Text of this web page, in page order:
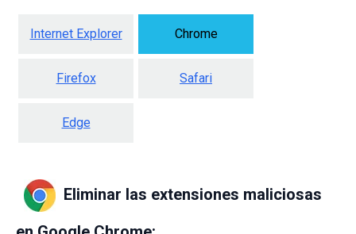
Internet Explorer Chrome
Firefox Safari
Edge
Eliminar las extensiones maliciosas